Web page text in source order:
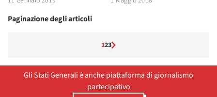
Paginazione degli articoli
123
Gli Stati Generali è anche piattaforma di giornalismo
partecipativo